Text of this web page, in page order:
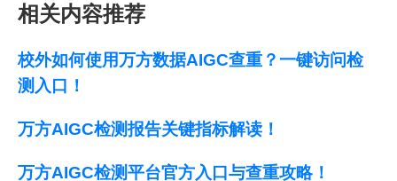
相关内容推荐
校外如何使用万方数据AIGC查重？一键访问检
测入口！
万方AIGC检测报告关键指标解读！
万方AIGC检测平台官方入口与查重攻略！